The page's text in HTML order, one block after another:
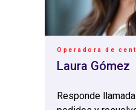
Operadora de
Laura Gómez
Responde